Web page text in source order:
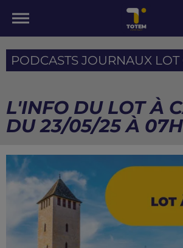
PODCASTS JOURNAUX LOT
L'INFO DU LOT À
DU 23/05/25 À